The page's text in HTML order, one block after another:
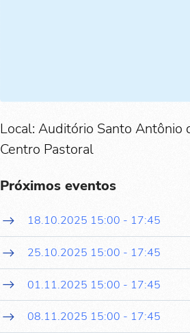
Local: Auditório Santo Antônio
Centro Pastoral
Próximos eventos
18.10.2025 15:00 - 17:45
25.10.2025 15:00 - 17:45
01.11.2025 15:00 - 17:45
08.11.2025 15:00 - 17:45